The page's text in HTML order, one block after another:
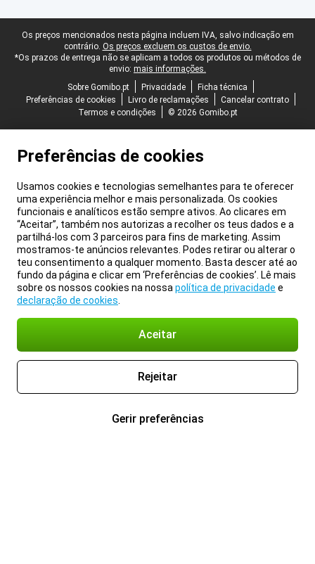
Rodapé legal
Os preços mencionados nesta página incluem IVA, salvo indicação em
contrário. Os preços excluem os custos de envio.
*Os prazos de entrega não se aplicam a todos os produtos ou métodos de
envio: mais informações.
Sobre Gomibo.pt
Privacidade
Ficha técnica
Preferências de cookies
Livro de reclamações
Cancelar contrato
Termos e condições
© 2026 Gomibo.pt
Preferências de cookies
Usamos cookies e tecnologias semelhantes para te oferecer
uma experiência melhor e mais personalizada. Os cookies
funcionais e analíticos estão sempre ativos. Ao clicares em
“Aceitar”, também nos autorizas a recolher os teus dados e a
partilhá-los com 3 parceiros para fins de marketing. Assim
mostramos-te anúncios relevantes. Podes retirar ou alterar o
teu consentimento a qualquer momento. Basta descer até ao
fundo da página e clicar em ‘Preferências de cookies’. Lê mais
sobre os nossos cookies na nossa política de privacidade e
declaração de cookies
Aceitar
Rejeitar
Gerir preferências